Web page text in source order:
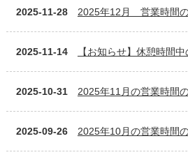
2025-11-28 2025年12月 営業時間
2025-11-14 【お知らせ】休憩時間
2025-10-31 2025年11月の営業時間
2025-09-26 2025年10月の営業時間